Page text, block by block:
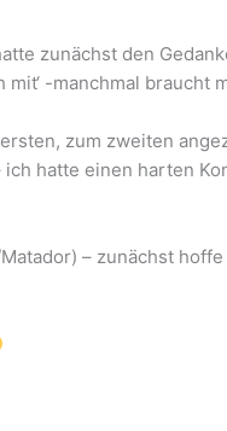
zunächst den
-manchmal braucht
zum zweiten
hatte einen harten
– zunächst